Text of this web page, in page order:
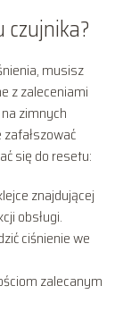
musisz
z zaleceniami
zimnych
się do resetu:
znajdującej
obsługi.
ciśnienie we
zalecanym